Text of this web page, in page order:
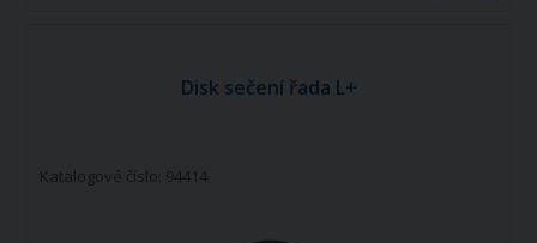
Disk sečení řada L+
Katalogové číslo: 94414